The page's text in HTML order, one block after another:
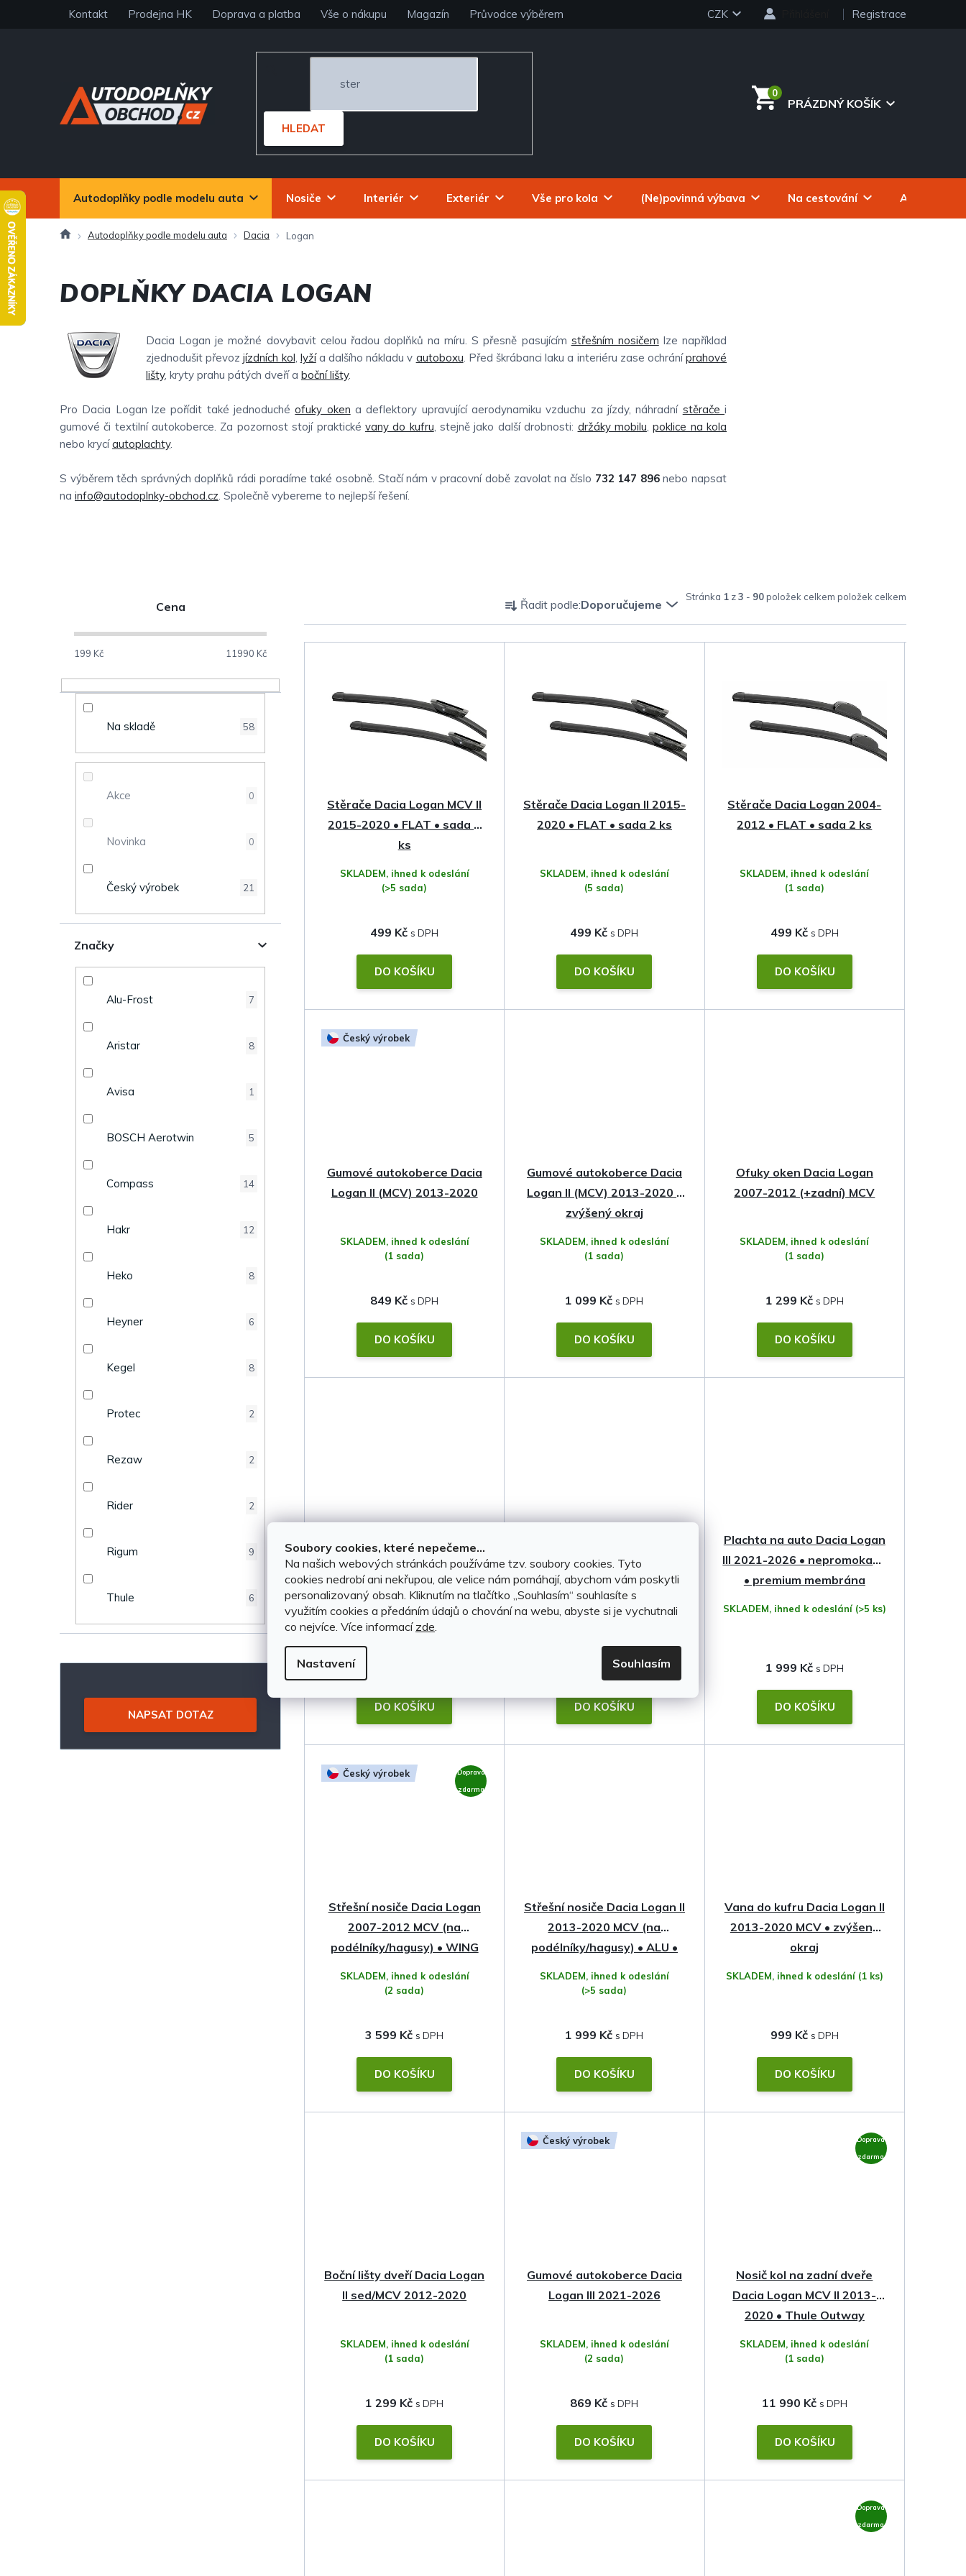
Soubory cookies, které nepečeme...
Na našich webových stránkách používáme tzv. soubory cookies. Tyto
cookies nedrobí ani nekřupou, ale velice nám pomáhají, abychom vám poskytli
personalizovaný obsah. Kliknutím na tlačítko ,,Souhlasím“ souhlasíte s
využitím cookies a předáním údajů o chování na webu, abyste si je vychutnali
co nejvíce. Více informací zde.
Nastavení Souhlasím
Kontakt Prodejna HK Doprava a platba Vše o nákupu Magazín Průvodce výběrem CZK Registrace
HLEDAT
PRÁZDNÝ KOŠÍK
Autodoplňky podle modelu auta Nosiče Interiér Exteriér Vše pro kola (Ne)povinná výbava Na cestování
DomůAutodoplňky podle modelu auta Dacia Logan
DOPLŇKY DACIA LOGAN
Dacia Logan je možné dovybavit celou řadou doplňků na míru. S přesně pasujícím střešním nosičem lze například
zjednodušit převozjízdních kol, lyžía dalšího nákladu v autoboxu. Před škrábanci laku a interiéru zase ochráníprahové
lišty, kryty prahu pátých dveří a boční lišty.
Pro Dacia Logan lze pořídit také jednoduchéofuky oken a deflektory upravující aerodynamiku vzduchu za jízdy, náhradní stěračei
gumové či textilní autokoberce. Za pozornost stojí praktické vany do kufru, stejně jako další drobnosti: držáky mobilu,poklice na kola
nebo krycíautoplachty.
S výběrem těch správných doplňků rádi poradíme také osobně. Stačí nám v pracovní době zavolat na číslo 732 147 896nebo napsat
na info@autodoplnky-obchod.cz. Společně vybereme to nejlepší řešení.
t
a
Cena
199 Kč 11990 Kč
Na skladě 58
Akce 0
Novinka 0
Český výrobek 21
Značky
Alu-Frost 7
Aristar 8
Avisa 1
BOSCH Aerotwin 5
Compass 14
Hakr 12
Heko 8
Heyner 6
Kegel 8
Protec 2
Rezaw 2
Rider 2
Rigum 9
Thule 6
NAPSAT DOTAZ
Stránka 1 z3 - 90položek celkem
Ř
a
ů
Řadit podle:Doporučujeme
t
Stěrače Dacia Logan MCV II
2015-2020 • FLAT • sada 2
ks
SKLADEM, ihned k odeslání
(>5 sada)
499 Kč
DO KOŠÍKU
Stěrače Dacia Logan II 2015-
2020 • FLAT • sada 2 ks
SKLADEM, ihned k odeslání
(5 sada)
499 Kč
DO KOŠÍKU
Stěrače Dacia Logan 2004-
2012 • FLAT • sada 2 ks
SKLADEM, ihned k odeslání
(1 sada)
499 Kč
DO KOŠÍKU
Český výrobek
Gumové autokoberce Dacia
Logan II (MCV) 2013-2020
SKLADEM, ihned k odeslání
(1 sada)
849 Kč
DO KOŠÍKU
Gumové autokoberce Dacia
Logan II (MCV) 2013-2020 •
zvýšený okraj
SKLADEM, ihned k odeslání
(1 sada)
1 099 Kč
DO KOŠÍKU
Ofuky oken Dacia Logan
2007-2012 (+zadní) MCV
SKLADEM, ihned k odeslání
(1 sada)
1 299 Kč
DO KOŠÍKU
Ofuky oken Dacia Logan II
2012-2020
SKLADEM, ihned k odeslání
(1 sada)
DO KOŠÍKU
II 2013-2020 MCV •
nepromokavá • premium
membrána
SKLADEM, ihned k odeslání(>5 ks)
1 999 Kč
DO KOŠÍKU
Plachta na auto Dacia Logan
III 2021-2026 • nepromokavá
• premium membrána
SKLADEM, ihned k odeslání (>5 ks)
1 999 Kč
DO KOŠÍKU
Český výrobek Doprava
zdarma
Střešní nosiče Dacia Logan
2007-2012 MCV (na
podélníky/hagusy) • WING
SKLADEM, ihned k odeslání
(2 sada)
3 599 Kč
DO KOŠÍKU
Střešní nosiče Dacia Logan II
2013-2020 MCV (na
podélníky/hagusy) • ALU •
SKLADEM, ihned k odeslání
(>5 sada)
1 999 Kč
DO KOŠÍKU
Vana do kufru Dacia Logan II
2013-2020 MCV • zvýšený
okraj
SKLADEM, ihned k odeslání (1 ks)
999 Kč
DO KOŠÍKU
Boční lišty dveří Dacia Logan
II sed/MCV 2012-2020
SKLADEM, ihned k odeslání
(1 sada)
1 299 Kč
DO KOŠÍKU
Český výrobek
Gumové autokoberce Dacia
Logan III 2021-2026
SKLADEM, ihned k odeslání
(2 sada)
869 Kč
DO KOŠÍKU
Doprava
zdarma
Nosič kol na zadní dveře
Dacia Logan MCV II 2013-
2020 • Thule Outway
SKLADEM, ihned k odeslání
(1 sada)
11 990 Kč
DO KOŠÍKU
Doprava
zdarma